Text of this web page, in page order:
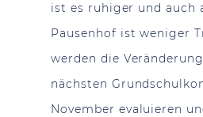
ist es ruhiger und auch
Pausenhof ist weniger
werden die
nächsten
November evaluieren